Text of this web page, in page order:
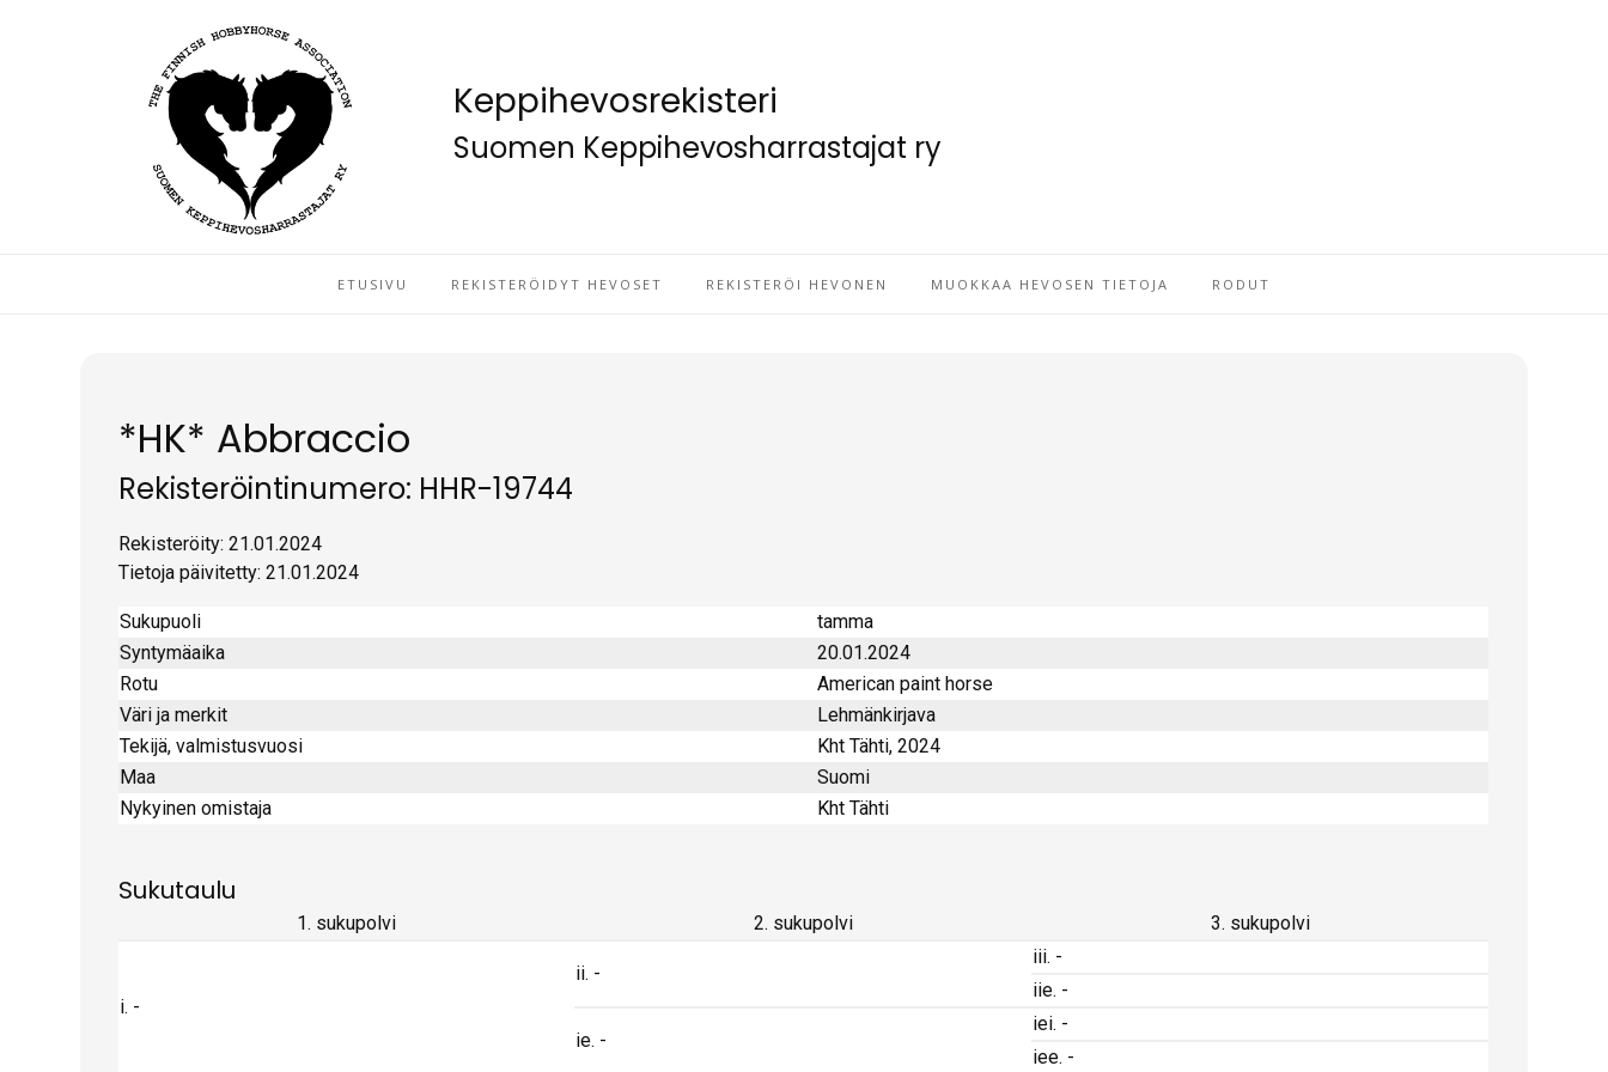
Keppihevosrekisteri
Suomen Keppihevosharrastajat ry
ETUSIVU REKISTERÖIDYT HEVOSET REKISTERÖI HEVONEN MUOKKAA HEVOSEN TIETOJA RODUT
*HK* Abbraccio
Rekisteröintinumero: HHR-19744
Rekisteröity: 21.01.2024
Tietoja päivitetty: 21.01.2024
Sukupuoli
tamma
Syntymäaika
20.01.2024
Rotu
American paint horse
Väri ja merkit
Lehmänkirjava
Tekijä, valmistusvuosi
Kht Tähti, 2024
Maa
Suomi
Nykyinen omistaja
Kht Tähti
Sukutaulu
1. sukupolvi 2. sukupolvi 3. sukupolvi
i. -
ii. -
iii. -
iie. -
ie. -
iei. -
iee. -